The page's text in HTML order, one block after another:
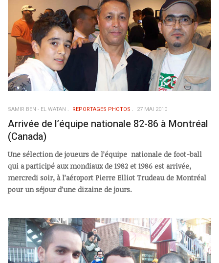
SAMIR BEN - EL WATAN REPORTAGES PHOTOS 27 MAI 2010
Arrivée de l’équipe nationale 82-86 à Montréal
(Canada)
Une sélection de joueurs de l’équipe nationale de foot-ball
qui a participé aux mondiaux de 1982 et 1986 est arrivée,
mercredi soir, à l’aéroport Pierre Elliot Trudeau de Montréal
pour un séjour d’une dizaine de jours.